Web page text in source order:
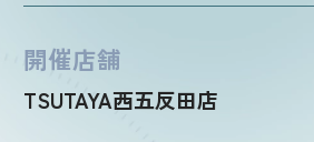
カード
開催店舗
TSUTAYA西五反田店